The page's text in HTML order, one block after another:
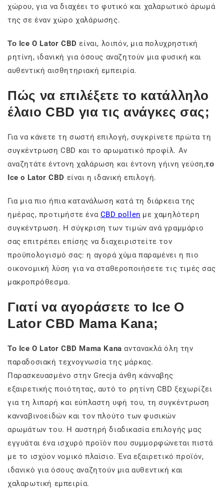
χώρου, για να διαχέει το φυτικό και χαλαρωτικό άρωμά
της σε έναν χώρο χαλάρωσης.
Το Ice O Lator CBD είναι, λοιπόν, μια πολυχρηστική
ρητίνη, ιδανική για όσους αναζητούν μια φυσική και
αυθεντική αισθητηριακή εμπειρία.
Πώς να επιλέξετε το κατάλληλο
έλαιο CBD για τις ανάγκες σας;
Για να κάνετε τη σωστή επιλογή, συγκρίνετε πρώτα τη
συγκέντρωση CBD και το αρωματικό προφίλ. Αν
αναζητάτε έντονη χαλάρωση και έντονη γήινη γεύση,το
Ice o Lator CBD είναι η ιδανική επιλογή.
Για μια πιο ήπια κατανάλωση κατά τη διάρκεια της
ημέρας, προτιμήστε ένα CBD pollen με χαμηλότερη
συγκέντρωση. Η σύγκριση των τιμών ανά γραμμάριο
σας επιτρέπει επίσης να διαχειριστείτε τον
προϋπολογισμό σας: η αγορά χύμα παραμένει η πιο
οικονομική λύση για να σταθεροποιήσετε τις τιμές σας
μακροπρόθεσμα.
Γιατί να αγοράσετε το Ice O
Lator CBD Mama Kana;
Το Ice O Lator CBD Mama Kana αντανακλά όλη την
παραδοσιακή τεχνογνωσία της μάρκας.
Παρασκευασμένο στην Grecja άνθη κάνναβης
εξαιρετικής ποιότητας, αυτό το ρητίνη CBD ξεχωρίζει
για τη λιπαρή και εύπλαστη υφή του, τη συγκέντρωση
κανναβινοειδών και τον πλούτο των φυσικών
αρωμάτων του. Η αυστηρή διαδικασία επιλογής μας
εγγυάται ένα ισχυρό προϊόν που συμμορφώνεται πιστά
με το ισχύον νομικό πλαίσιο. Ένα εξαιρετικό προϊόν,
ιδανικό για όσους αναζητούν μια αυθεντική και
χαλαρωτική εμπειρία.